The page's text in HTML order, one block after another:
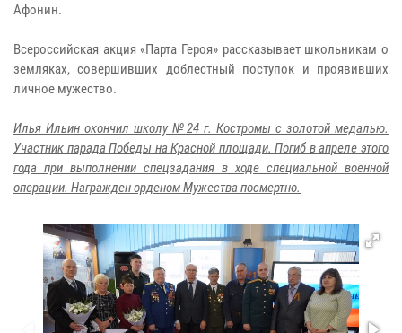
Афонин.
Всероссийская акция «Парта Героя» рассказывает школьникам о
земляках, совершивших доблестный поступок и проявивших
личное мужество.
Илья Ильин окончил школу №24 г. Костромы с золотой медалью.
Участник парада Победы на Красной площади. Погиб в апреле этого
года при выполнении спецзадания в ходе специальной военной
операции. Награжден орденом Мужества посмертно.